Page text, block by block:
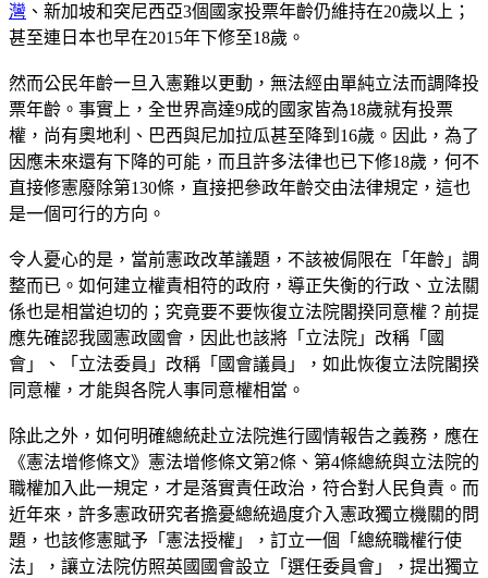
灣 、新加坡和突尼西亞3個國家投票年齡仍維持在20歲以上；
甚至連日本也早在2015年下修至18歲。
然而公民年齡一旦入憲難以更動，無法經由單純立法而調降投
票年齡。事實上，全世界高達9成的國家皆為18歲就有投票
權，尚有奧地利、巴西與尼加拉瓜甚至降到16歲。因此，為了
因應未來還有下降的可能，而且許多法律也已下修18歲，何不
直接修憲廢除第130條，直接把參政年齡交由法律規定，這也
是一個可行的方向。
令人憂心的是，當前憲政改革議題，不該被侷限在「年齡」調
整而已。如何建立權責相符的政府，導正失衡的行政、立法關
係也是相當迫切的；究竟要不要恢復立法院閣揆同意權？前提
應先確認我國憲政國會，因此也該將「立法院」改稱「國
會」、「立法委員」改稱「國會議員」，如此恢復立法院閣揆
同意權，才能與各院人事同意權相當。
除此之外，如何明確總統赴立法院進行國情報告之義務，應在
《憲法增修條文》憲法增修條文第2條、第4條總統與立法院的
職權加入此一規定，才是落實責任政治，符合對人民負責。而
近年來，許多憲政研究者擔憂總統過度介入憲政獨立機關的問
題，也該修憲賦予「憲法授權」，訂立一個「總統職權行使
法」，讓立法院仿照英國國會設立「選任委員會」，提出獨立